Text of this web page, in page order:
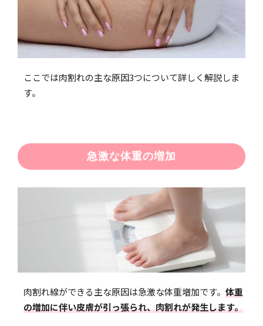
ここでは肉割れの主な原因3つについて詳しく解説しま
す。
急激な体重の増加
肉割れ線ができる主な原因は急激な体重増加です。 体重
の増加に伴い皮膚が引っ張られ、肉割れが発生します。